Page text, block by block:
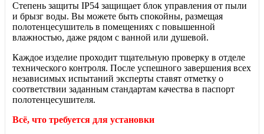
Степень защиты IP54 защищает блок управления от пыли
и брызг воды. Вы можете быть спокойны, размещая
полотенцесушитель в помещениях с повышенной
влажностью, даже рядом с ванной или душевой.
Каждое изделие проходит тщательную проверку в отделе
технического контроля. После успешного завершения всех
независимых испытаний эксперты ставят отметку о
соответствии заданным стандартам качества в паспорт
полотенцесушителя.
Всё, что требуется для установки